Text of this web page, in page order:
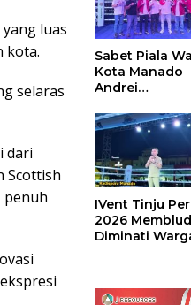
luas
kota.
selaras
dari
Scottish
penuh
Sabet Piala
Kota Manado
Andrei
Boxing Camp
Umum Tinju
2026
IVent Tinju
2026
Diminati